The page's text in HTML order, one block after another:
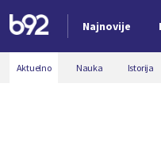
Najnovije
Nova vest
Aktuelno Nauka Istorija